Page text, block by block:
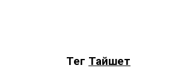
Тег Тайшет